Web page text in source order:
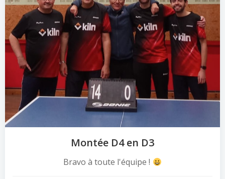
Montée D4 en D3
Bravo à toute l'équipe !